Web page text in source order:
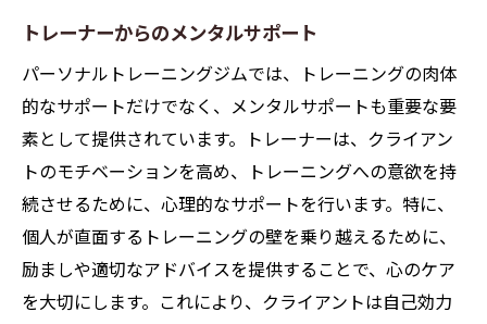
トレーナーからのメンタルサポート
パーソナルトレーニングジムでは、トレーニングの肉体
的なサポートだけでなく、メンタルサポートも重要な要
素として提供されています。トレーナーは、クライアン
トのモチベーションを高め、トレーニングへの意欲を持
続させるために、心理的なサポートを行います。特に、
個人が直面するトレーニングの壁を乗り越えるために、
励ましや適切なアドバイスを提供することで、心のケア
を大切にします。これにより、クライアントは自己効力